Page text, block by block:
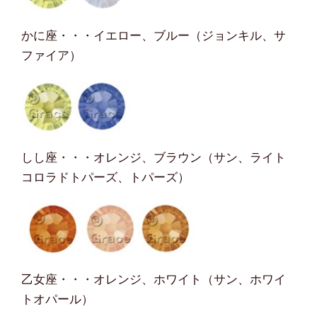
かに座・・・イエロー、ブルー（ジョンキル、サ
ファイア）
しし座・・・オレンジ、ブラウン（サン、ライト
コロラドトパーズ、トパーズ）
乙女座・・・オレンジ、ホワイト（サン、ホワイ
トオパール）